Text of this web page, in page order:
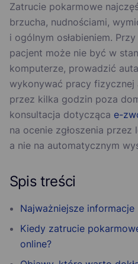
Zatrucie pokarmowe
brzucha, nudnościami,
i ogólnym osłabieniem.
pacjent może nie być w
komputerze, prowadzić
wykonywać pracy fizycznej
przez kilka godzin poza
konsultacja dotycząca e-
na ocenie zgłoszenia przez
a nie na automatycznym
Spis treści
Najważniejsze informacje
Kiedy zatrucie
online?